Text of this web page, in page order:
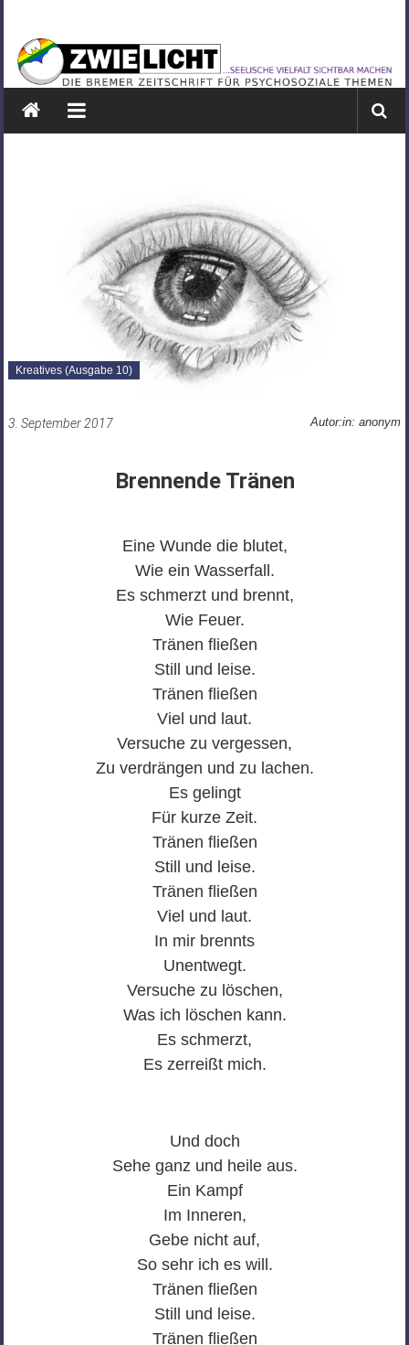
springen
ZWIELICHT
BREMEN
DIE
Kreatives (Ausgabe 10)
3. September 2017 Autor:in: anonym
Brennende Tränen
Eine Wunde die blutet,
Wie ein Wasserfall.
Es schmerzt und brennt,
Wie Feuer.
Tränen fließen
Still und leise.
Tränen fließen
Viel und laut.
Versuche zu vergessen,
Zu verdrängen und zu lachen.
Es gelingt
Für kurze Zeit.
Tränen fließen
Still und leise.
Tränen fließen
Viel und laut.
In mir brennts
Unentwegt.
Versuche zu löschen,
Was ich löschen kann.
Es schmerzt,
Es zerreißt mich.
Und doch
Sehe ganz und heile aus.
Ein Kampf
Im Inneren,
Gebe nicht auf,
So sehr ich es will.
Tränen fließen
Still und leise.
Tränen fließen